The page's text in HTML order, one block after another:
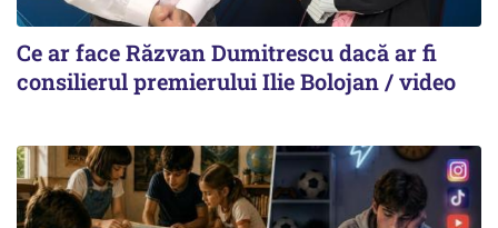
Ce ar face Răzvan Dumitrescu dacă ar fi
consilierul premierului Ilie Bolojan / video